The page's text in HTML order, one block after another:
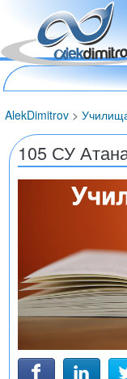
AlekDimitrov >
105 СУ